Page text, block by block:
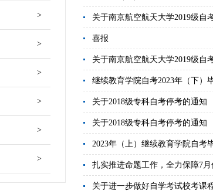
>
>
>
>
>
>
关于南京航空航天大学2019级自
喜报
关于南京航空航天大学2019级自
继续教育学院自考2023年（下）
关于2018级专科自考停考的通知
关于2018级专科自考停考的通知
2023年（上）继续教育学院自考
扎实推进命题工作，全力保障7
关于进一步做好自学考试校考课